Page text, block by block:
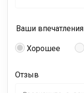
Ваши впечатления
Хорошее
Отзыв